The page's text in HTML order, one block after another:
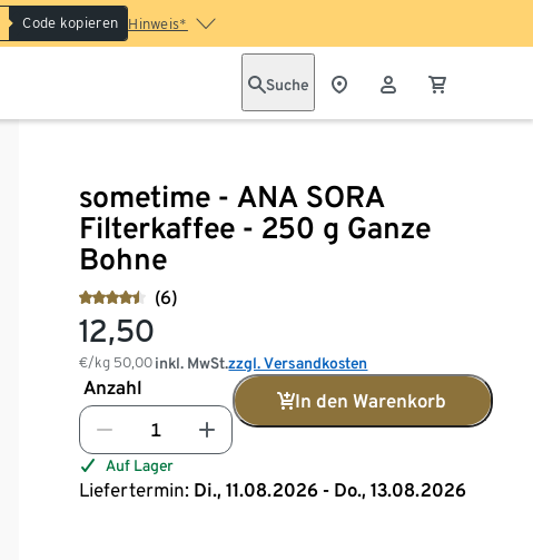
Code kopieren Hinweis*
Suche
sometime - ANA SORA
Filterkaffee - 250 g Ganze
Bohne
(6)
12,50
€/kg 50,00 inkl. MwSt.zzgl. Versandkosten
Anzahl
In den Warenkorb
Auf Lager
Liefertermin: Di., 11.08.2026 - Do., 13.08.2026